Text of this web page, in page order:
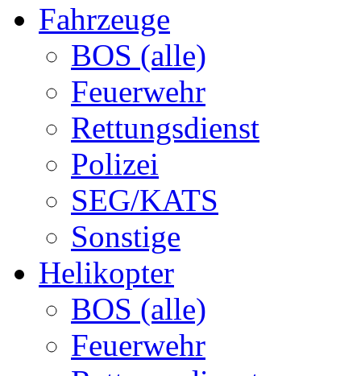
Fahrzeuge
BOS (alle)
Feuerwehr
Rettungsdienst
Polizei
SEG/KATS
Sonstige
Helikopter
BOS (alle)
Feuerwehr